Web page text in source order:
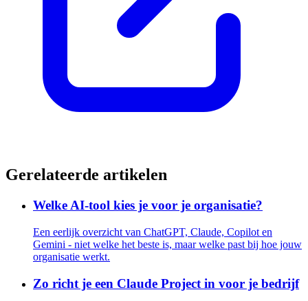
Gerelateerde artikelen
Welke AI-tool kies je voor je organisatie?
Een eerlijk overzicht van ChatGPT, Claude, Copilot en
Gemini - niet welke het beste is, maar welke past bij hoe jouw
organisatie werkt.
Zo richt je een Claude Project in voor je bedrijf